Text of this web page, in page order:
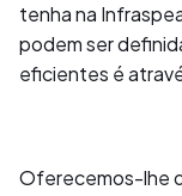
tenha na
podem ser
eficientes é
Oferecemos-lhe